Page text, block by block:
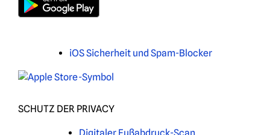
iOS Sicherheit und Spam-Blocker
SCHUTZ DER PRIVACY